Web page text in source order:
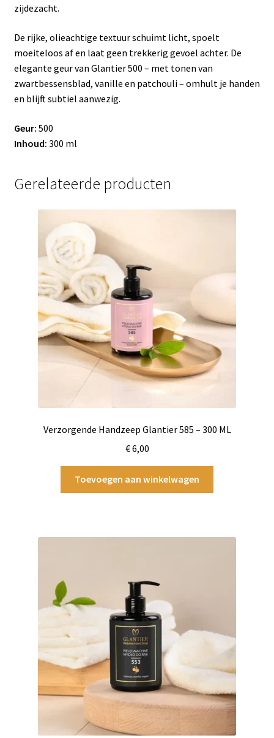
zijdezacht.
De rijke, olieachtige textuur schuimt licht, spoelt
moeiteloos af en laat geen trekkerig gevoel achter. De
elegante geur van Glantier 500 – met tonen van
zwartbessensblad, vanille en patchouli – omhult je handen
en blijft subtiel aanwezig.
Geur: 500
Inhoud: 300 ml
Gerelateerde producten
Verzorgende Handzeep Glantier 585 – 300 ML
€6,00
Toevoegen aan winkelwagen